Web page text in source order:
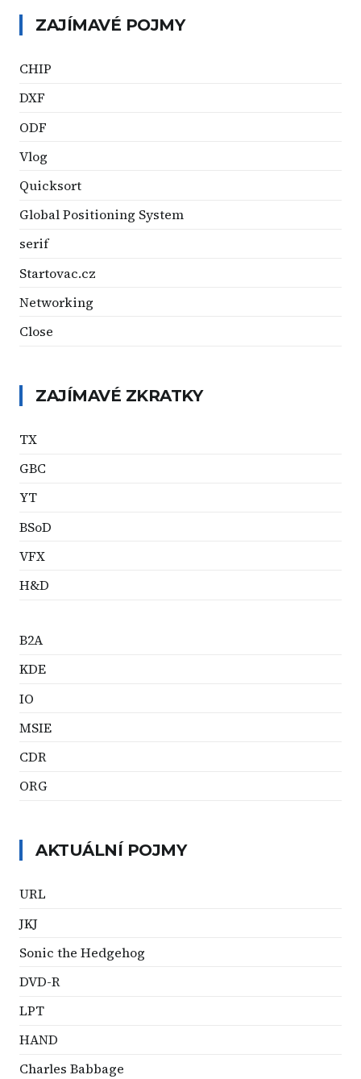
ZAJÍMAVÉ POJMY
CHIP
DXF
ODF
Vlog
Quicksort
Global Positioning System
serif
Startovac.cz
Networking
Close
ZAJÍMAVÉ ZKRATKY
TX
GBC
YT
BSoD
VFX
H&D
B2A
KDE
IO
MSIE
CDR
ORG
AKTUÁLNÍ POJMY
URL
JKJ
Sonic the Hedgehog
DVD-R
LPT
HAND
Charles Babbage